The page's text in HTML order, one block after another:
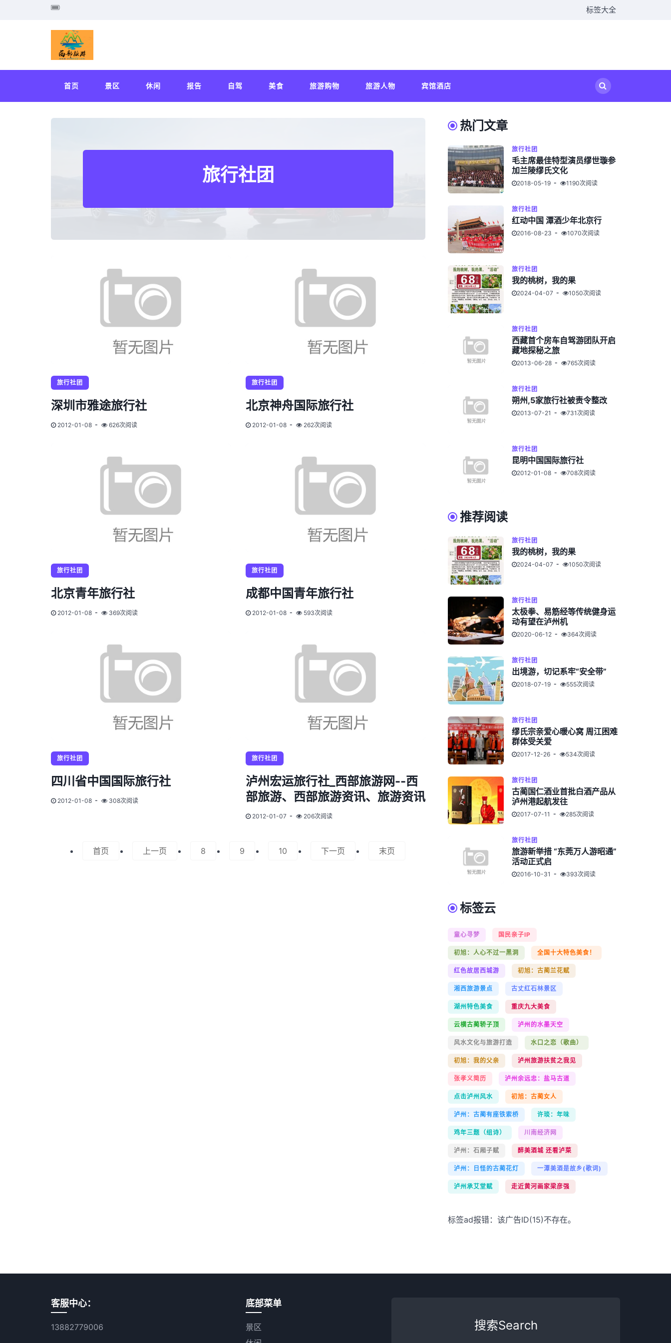
标签大全
首页 景区 休闲 报告 自驾 美食 旅游购物 旅游人物 宾馆酒店
旅行社团
旅行社团
深圳市雅途旅行社
2012-01-08 626次阅读
旅行社团
北京神舟国际旅行社
2012-01-08 262次阅读
旅行社团
北京青年旅行社
2012-01-08 369次阅读
旅行社团
成都中国青年旅行社
2012-01-08 593次阅读
旅行社团
四川省中国国际旅行社
2012-01-08 308次阅读
旅行社团
泸州宏运旅行社_西部旅游网--西
部旅游、西部旅游资讯、旅游资讯
2012-01-07 206次阅读
首页 上一页 8 9 10 下一页 末页
热门文章
旅行社团
毛主席最佳特型演员缪世璇参
加兰陵缪氏文化
2018-05-19 1190次阅读
旅行社团
红动中国 潭酒少年北京行
2016-08-23 1070次阅读
旅行社团
我的桃树，我的果
2024-04-07 1050次阅读
旅行社团
西藏首个房车自驾游团队开启
藏地探秘之旅
2013-06-28 765次阅读
旅行社团
朔州,5家旅行社被责令整改
2013-07-21 731次阅读
旅行社团
昆明中国国际旅行社
2012-01-08 708次阅读
推荐阅读
旅行社团
我的桃树，我的果
2024-04-07 1050次阅读
旅行社团
太极拳、易筋经等传统健身运
动有望在泸州机
2020-06-12 364次阅读
旅行社团
出境游，切记系牢“安全带”
2018-07-19 555次阅读
旅行社团
缪氏宗亲爱心暖心窝 周江困难
群体受关爱
2017-12-26 534次阅读
旅行社团
古蔺国仁酒业首批白酒产品从
泸州港起航发往
2017-07-11 285次阅读
旅行社团
旅游新举措 “东莞万人游昭通”
活动正式启
2016-10-31 393次阅读
标签云
童心寻梦 国民亲子IP
初旭：人心不过一黑洞 全国十大特色美食！
红色故居西城游 初旭：古蔺兰花赋
湘西旅游景点 古丈红石林景区
湖州特色美食 重庆九大美食
云横古蔺轿子顶 泸州的水墨天空
风水文化与旅游打造 水口之恋（歌曲）
初旭：我的父亲 泸州旅游扶贫之我见
张孝义简历 泸州余远忠：盐马古道
点击泸州风水 初旭：古蔺女人
泸州：古蔺有座铁索桥 许琰：年味
鸡年三题（组诗） 川南经济网
泸州：石厢子赋 醉美酒城 还看泸菜
泸州：日怪的古蔺花灯 一潭美酒是故乡(歌词)
泸州承艾堂赋 走近黄河画家梁彦强
标签ad报错：该广告ID(15)不存在。
客服中心：
13882779006
底部菜单
景区
搜索Search